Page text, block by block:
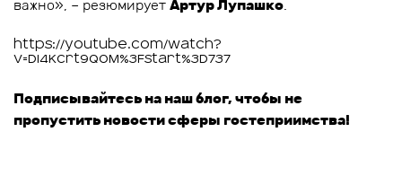
важно», – резюмирует Артур Лупашко
https://youtube.com/watch?
v=DI4KCrt9QOM%3Fstart%3D737
Подписывайтесь на наш блог, чтобы не
пропустить новости сферы гостеприимства!